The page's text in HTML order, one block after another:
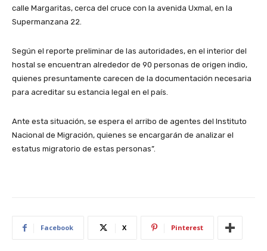
calle Margaritas, cerca del cruce con la avenida Uxmal, en la
Supermanzana 22.
Según el reporte preliminar de las autoridades, en el interior del
hostal se encuentran alrededor de 90 personas de origen indio,
quienes presuntamente carecen de la documentación necesaria
para acreditar su estancia legal en el país.
Ante esta situación, se espera el arribo de agentes del Instituto
Nacional de Migración, quienes se encargarán de analizar el
estatus migratorio de estas personas”.
Facebook X Pinterest